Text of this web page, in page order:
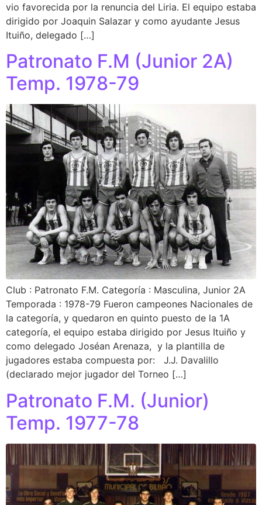
vio favorecida por la renuncia del Liria. El equipo estaba
dirigido por Joaquin Salazar y como ayudante Jesus
Ituiño, delegado […]
Patronato F.M (Junior 2A)
Temp. 1978-79
Club : Patronato F.M. Categoría : Masculina, Junior 2A
Temporada : 1978-79 Fueron campeones Nacionales de
la categoría, y quedaron en quinto puesto de la 1A
categoría, el equipo estaba dirigido por Jesus Ituiño y
como delegado Joséan Arenaza, y la plantilla de
jugadores estaba compuesta por: J.J. Davalillo
(declarado mejor jugador del Torneo […]
Patronato F.M. (Junior)
Temp. 1977-78